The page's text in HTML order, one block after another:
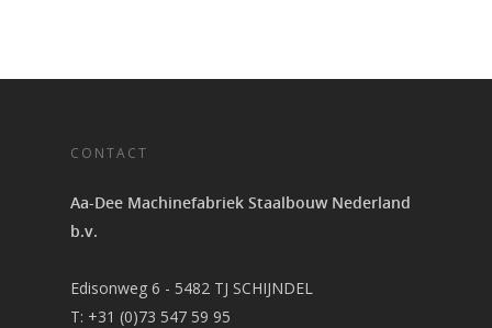
CONTACT
Aa-Dee Machinefabriek Staalbouw Nederland
b.v.
Edisonweg 6 - 5482 TJ SCHIJNDEL
T: +31 (0)73 547 59 95